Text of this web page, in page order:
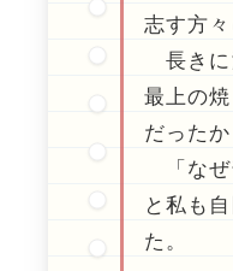
志す方
長きに
最上の
だった
「なぜ
と私も
た。